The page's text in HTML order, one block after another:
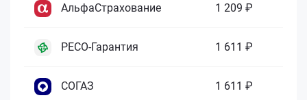
АльфаСтрахование 1 209 ₽
РЕСО-Гарантия 1 611 ₽
СОГАЗ 1 611 ₽